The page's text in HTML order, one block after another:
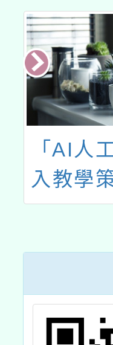
「AI人
入教學
跨校實
教師共
作坊